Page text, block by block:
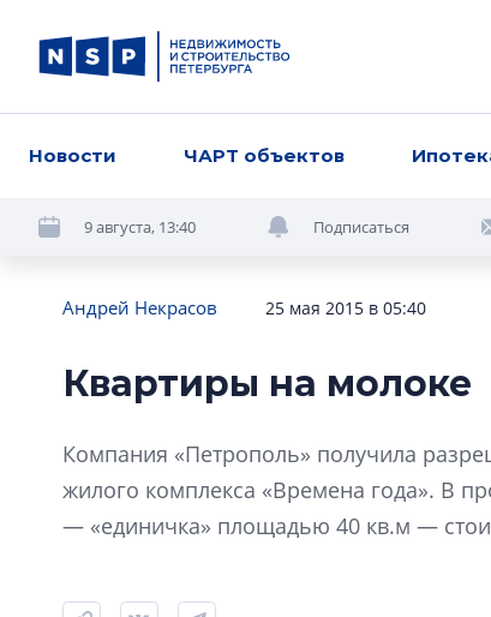
Новости ЧАРТ объектов
9 августа, 13:40 Подписаться
Андрей Некрасов 25 мая 2015 в 05:40
Квартиры на молоке
Компания «Петрополь» получила
жилого комплекса «Времена года». В
— «единичка» площадью 40 кв.м —